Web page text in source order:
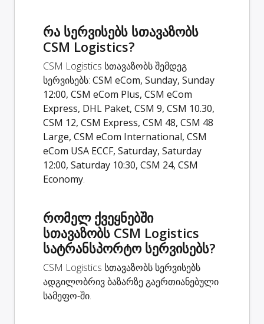
რა სერვისებს სთავაზობს
CSM Logistics?
CSM Logistics სთავაზობს შემდეგ
სერვისებს: CSM eCom, Sunday, Sunday
12:00, CSM eCom Plus, CSM eCom
Express, DHL Paket, CSM 9, CSM 10.30,
CSM 12, CSM Express, CSM 48, CSM 48
Large, CSM eCom International, CSM
eCom USA ECCF, Saturday, Saturday
12:00, Saturday 10:30, CSM 24, CSM
Economy.
რომელ ქვეყნებში
სთავაზობს CSM Logistics
სატრანსპორტო სერვისებს?
CSM Logistics სთავაზობს სერვისებს
ადგილობრივ ბაზარზე გაერთიანებული
სამეფო-ში.